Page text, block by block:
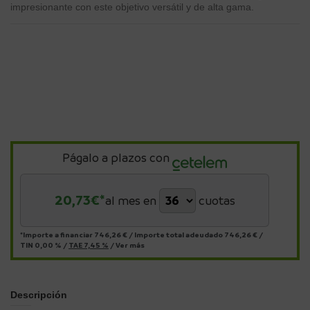
impresionante con este objetivo versátil y de alta gama.
Págalo a plazos con
20,73€*al mes en cuotas
*Importe a financiar 746,26 € / Importe total adeudado 746,26 € /
TIN 0,00 % / TAE 7,45 % /Ver más
Descripción